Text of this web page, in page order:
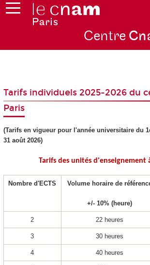
Centre
Tarifs individuels 2025-2026 du
Paris
(Tarifs en vigueur pour l'année universitaire du
31 août 2026)
Tarifs des unités d'enseignement
Nombre d'ECTS Volume horaire de
+/‐ 10% (heure)
2 22 heures
3 30 heures
4 40 heures